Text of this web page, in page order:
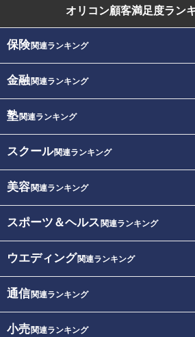
オリコン顧客満足度ラン
保険関連ランキング
金融関連ランキング
塾関連ランキング
スクール関連ランキング
美容関連ランキング
スポーツ＆ヘルス 関連ランキング
ウエディング関連ランキング
通信関連ランキング
小売関連ランキング